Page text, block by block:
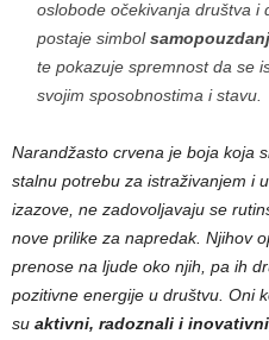
oslobode očekivanja društva i
postaje simbol
te pokazuje spremnost da se
svojim sposobnostima i stavu.
Narandžasto crvena je boja koja
stalnu potrebu za istraživanjem i
izazove, ne zadovoljavaju se
nove prilike za napredak. Njihov
prenose na ljude oko njih, pa ih
pozitivne energije u društvu. Oni
su aktivni, radoznali i inovativni